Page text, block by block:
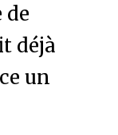
de
déjà
un